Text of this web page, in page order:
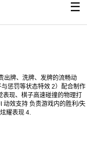
☰
出牌、洗牌、发牌的流畅动
惩罚等状态特效 2）配合制作
现、棋子高速碰撞的物理打
动效支持 负责游戏内的胜利/失
耀表现 4.